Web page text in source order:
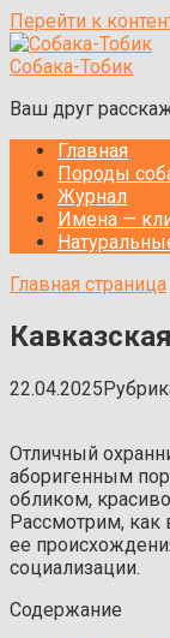
Перейти к
Собака-Тобик
Ваш друг
Главная
Породы
Журнал
Имена —
Главная страница
22.04.2025
Отличный
аборигенным
обликом,
Рассмотрим, как
ее
социализации.
Содержание